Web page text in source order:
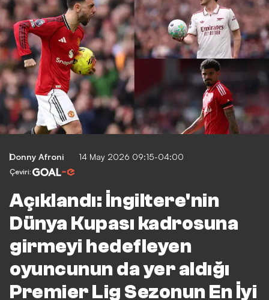
Donny Afroni 14 May 2026 09:15-04:00
Çeviri:
Açıklandı: İngiltere'nin
Dünya Kupası kadrosuna
girmeyi hedefleyen
oyuncunun da yer aldığı
Premier Lig Sezonun En İyi